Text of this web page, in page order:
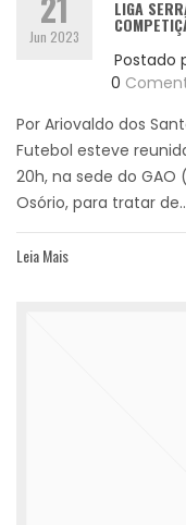
Jun 2023
LIGA
Postado
0
Por Ariovaldo dos
Futebol esteve
20h, na sede do
Osório, para tratar
Leia Mais